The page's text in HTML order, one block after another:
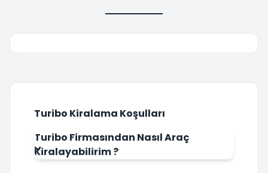
Turibo Kiralama Koşulları
Turibo Firmasından Nasıl Araç
Kiralayabilirim ?